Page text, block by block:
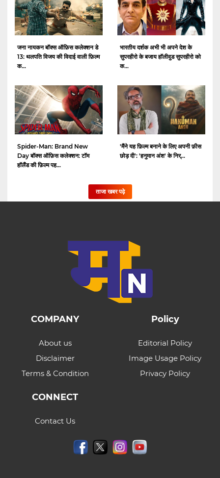
जना नायकन बॉक्स ऑफ़िस कलेक्शन डे
13: थलपति विजय की विदाई वाली फ़िल्म
क...
भारतीय दर्शक अभी भी अपने देश के
सुपरहीरो के बजाय हॉलीवुड सुपरहीरो को
क...
Spider-Man: Brand New
Day बॉक्स ऑफ़िस कलेक्शन: टॉम
हॉलैंड की फ़िल्म पह...
'मैंने यह फ़िल्म बनाने के लिए अपनी फ़ीस
छोड़ दी': 'हनुमान अंश' के निर्...
ताजा खबर पढ़े
COMPANY
About us
Disclaimer
Terms & Condition
Policy
Editorial Policy
Image Usage Policy
Privacy Policy
CONNECT
Contact Us